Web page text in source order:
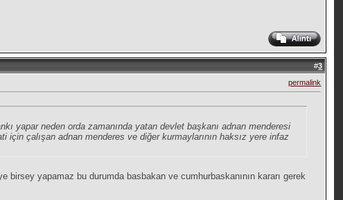
#3
permalink
yapar neden orda zamanında yatan devlet başkanı adnan menderesi
çalışan adnan menderes ve diğer kurmaylarının haksız yere infaz
yapamaz bu durumda basbakan ve cumhurbaskanının kararı gerek